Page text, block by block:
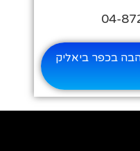
בכפר ביאליק